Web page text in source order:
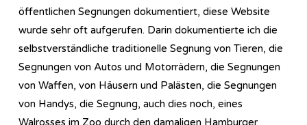
öffentlichen Segnungen dokumentiert, diese Website
wurde sehr oft aufgerufen. Darin dokumentierte ich die
selbstverständliche traditionelle Segnung von Tieren, die
Segnungen von Autos und Motorrädern, die Segnungen
von Waffen, von Häusern und Palästen, die Segnungen
von Handys, die Segnung, auch dies noch, eines
Walrosses im Zoo durch den damaligen Hamburger